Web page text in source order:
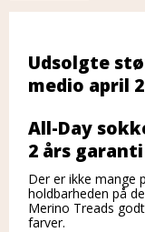
Udsolgte
medio april
All-Day
2 års garanti
Der er ikke mange
holdbarheden på
Merino Treads
farver.